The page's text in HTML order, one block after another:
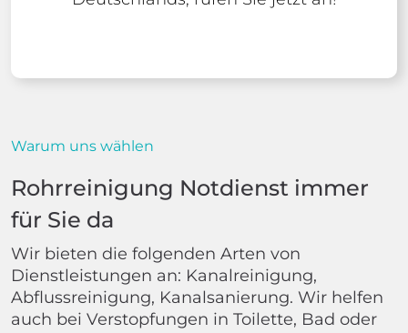
Warum uns wählen
Rohrreinigung Notdienst immer
für Sie da
Wir bieten die folgenden Arten von
Dienstleistungen an: Kanalreinigung,
Abflussreinigung, Kanalsanierung. Wir helfen
auch bei Verstopfungen in Toilette, Bad oder